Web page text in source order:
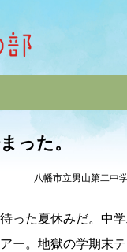
った。
八幡市立男山第二中
った夏休みだ。中学
ー。地獄の学期末